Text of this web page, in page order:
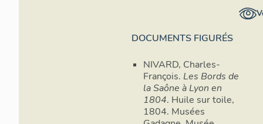
DOCUMENTS FIGURÉS
NIVARD, Charles-
François. Les Bords de
la Saône à Lyon en
1804. Huile sur toile,
1804. Musées